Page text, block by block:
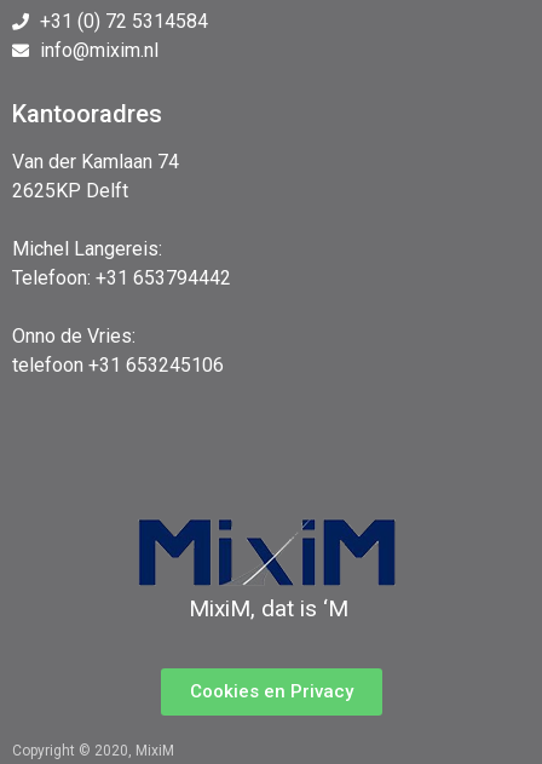
+31 (0) 72 5314584
info@mixim.nl
Kantooradres
Van der Kamlaan 74
2625KP Delft
Michel Langereis:
Telefoon: +31 653794442
Onno de Vries:
telefoon +31 653245106
MixiM, dat is ‘M
Cookies en Privacy
Copyright © 2020, MixiM